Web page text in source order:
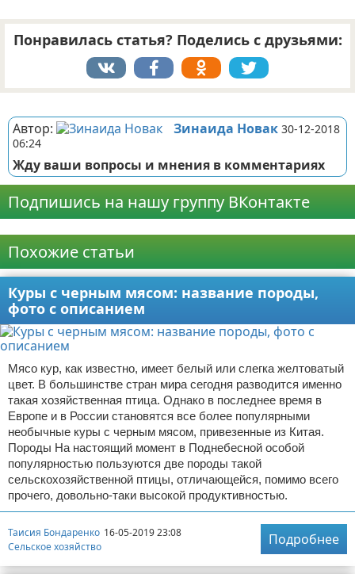
Понравилась статья? Поделись с друзьями:
Автор: Зинаида Новак 30-12-2018
06:24
Жду ваши вопросы и мнения в комментариях
Подпишись на нашу группу ВКонтакте
Похожие статьи
Куры с черным мясом: название породы,
фото с описанием
Мясо кур, как известно, имеет белый или слегка желтоватый
цвет. В большинстве стран мира сегодня разводится именно
такая хозяйственная птица. Однако в последнее время в
Европе и в России становятся все более популярными
необычные куры с черным мясом, привезенные из Китая.
Породы На настоящий момент в Поднебесной особой
популярностью пользуются две породы такой
сельскохозяйственной птицы, отличающейся, помимо всего
прочего, довольно-таки высокой продуктивностью.
Таисия Бондаренко 16-05-2019 23:08
Сельское хозяйство
Подробнее